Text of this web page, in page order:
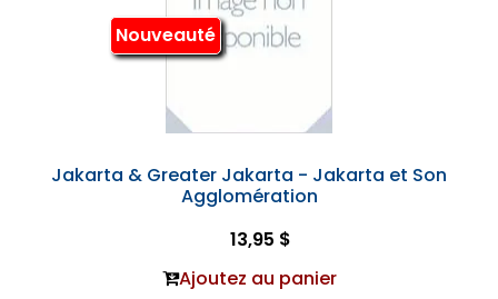
Nouveauté
Jakarta & Greater Jakarta - Jakarta et Son
Agglomération
13,95 $
Ajoutez au panier